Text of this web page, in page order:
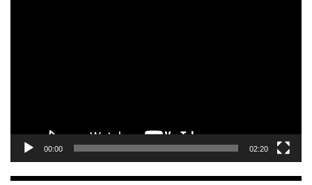
00:00 02:20